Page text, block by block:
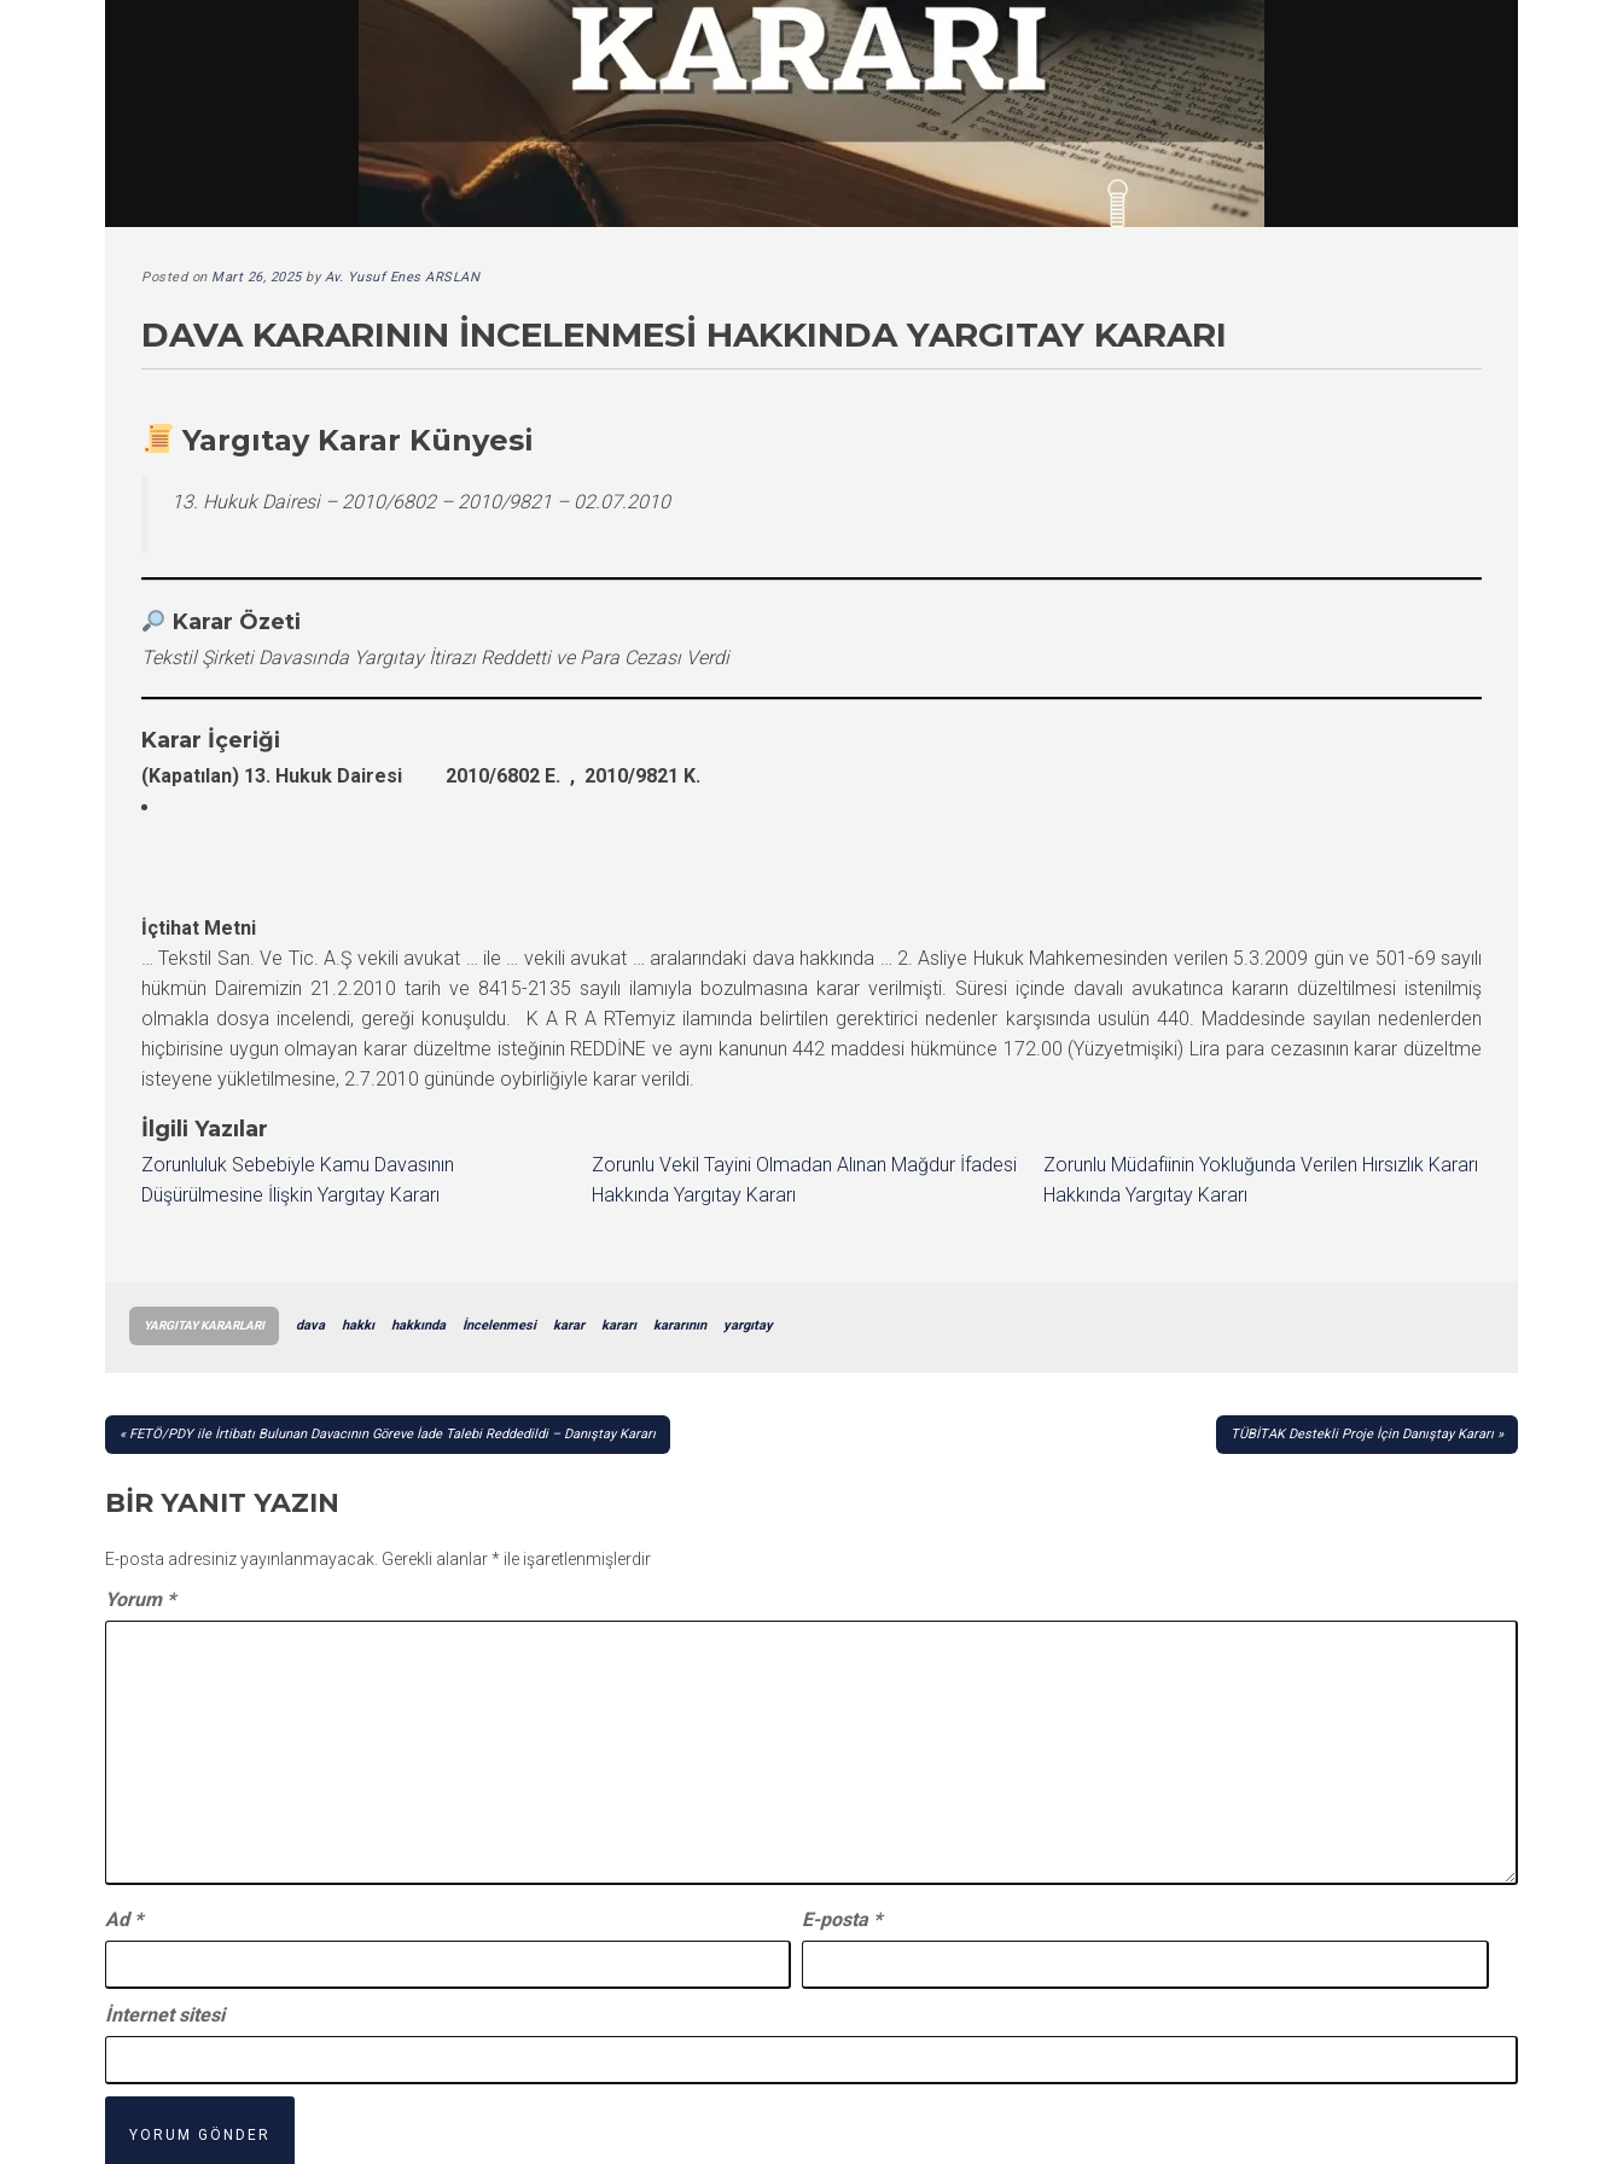
Posted on Mart 26, 2025byAv. Yusuf Enes ARSLAN
DAVA KARARININ İNCELENMESI HAKKINDA YARGITAY KARARI
Yargıtay Karar Künyesi
13. Hukuk Dairesi – 2010/6802 – 2010/9821 – 02.07.2010
Karar Özeti
Tekstil Şirketi Davasında Yargıtay İtirazı Reddetti ve Para Cezası Verdi
Karar İçeriği
(Kapatılan) 13. Hukuk Dairesi 2010/6802 E. , 2010/9821 K.
İçtihat Metni
… Tekstil San. Ve Tic. A.Ş vekili avukat … ile … vekili avukat … aralarındaki dava hakkında … 2. Asliye Hukuk Mahkemesinden verilen 5.3.2009 gün ve 501-69 sayılı
hükmün Dairemizin 21.2.2010 tarih ve 8415-2135 sayılı ilamıyla bozulmasına karar verilmişti. Süresi içinde davalı avukatınca kararın düzeltilmesi istenilmiş
olmakla dosya incelendi, gereği konuşuldu. K A R A RTemyiz ilamında belirtilen gerektirici nedenler karşısında usulün 440. Maddesinde sayılan nedenlerden
hiçbirisine uygun olmayan karar düzeltme isteğinin REDDİNE ve aynı kanunun 442 maddesi hükmünce 172.00 (Yüzyetmişiki) Lira para cezasının karar düzeltme
isteyene yükletilmesine, 2.7.2010 gününde oybirliğiyle karar verildi.
İlgili Yazılar
Zorunluluk Sebebiyle Kamu Davasının
Düşürülmesine İlişkin Yargıtay Kararı
Zorunlu Vekil Tayini Olmadan Alınan Mağdur İfadesi
Hakkında Yargıtay Kararı
Zorunlu Müdafiinin Yokluğunda Verilen Hırsızlık Kararı
Hakkında Yargıtay Kararı
YARGITAY KARARLARI dava hakkı hakkında İncelenmesi karar kararı kararının yargıtay
YAZI
FETÖ/PDY ile İrtibatı Bulunan Davacının Göreve İade Talebi Reddedildi – Danıştay Kararı TÜBİTAK Destekli Proje İçin Danıştay Kararı
BIR YANIT YAZIN
E-posta adresiniz yayınlanmayacak. Gerekli alanlar* ile işaretlenmişlerdir
Yorum *
Ad * E-posta *
İnternet sitesi